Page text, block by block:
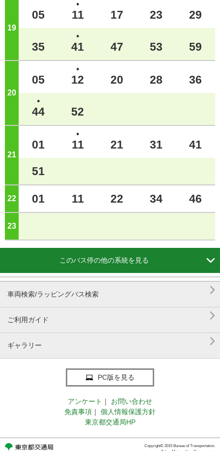
19 ジ
05
●
11 17 23 29
35
●
41 47 53 59
20 ジ
05
●
12 20 28 36
●
44 52
21
01
●
11 21 31 41
51
22 01 11 22 34 46
23
このバス停の他の系統を見る 
車両検索/ラッピングバス検索 
ご利用ガイド 
ギャラリー 
PC版を見る
アンケート ｜
お問い合わせ
免責事項 ｜
個人情報保護方針
東京都交通局HP
Copyright© 2015 Bureau of Transportation.